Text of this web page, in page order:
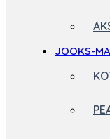
JOOKS-